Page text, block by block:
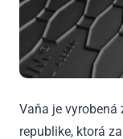
Vaňa je vyrobená
republike, ktorá